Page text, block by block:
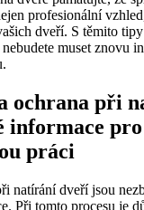
profesionální
dveří. S těmito
muset znovu
ochrana při
informace pro
práci
natírání dveří jsou
Při tomto procesu je